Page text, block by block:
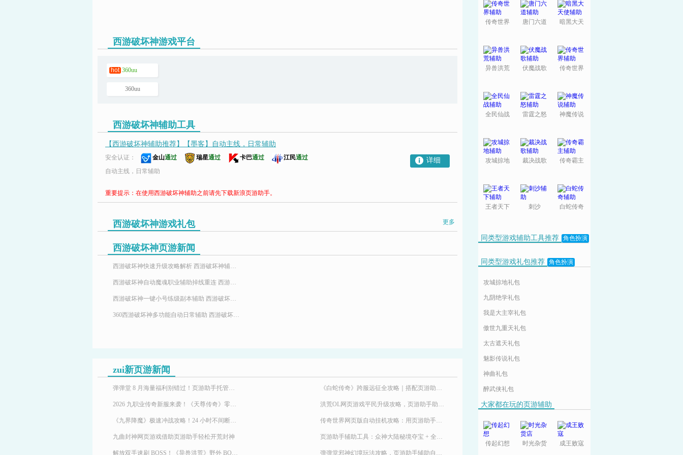
西游破坏神游戏平台
hot 360uu
360uu
西游破坏神辅助工具
【西游破坏神辅助推荐】【墨客】自动主线，日常辅助
安全认证： 金山通过 瑞星通过 卡巴通过 江民通过
自动主线，日常辅助
重要提示：在使用西游破坏神辅助之前请先下载新浪页游助手。
详细
西游破坏神游戏礼包 更多
西游破坏神页游新闻
西游破坏神快速升级攻略解析 西游破坏神辅助角色快速升级玩法
西游破坏神自动魔魂职业辅助掉线重连 西游破坏神圣域BOSS战开启条件
西游破坏神一键小号练级副本辅助 西游破坏神新手攻略
360西游破坏神多功能自动日常辅助 西游破坏神附魂石怎么得
zui新页游新闻
弹弹堂 8 月海量福利别错过！页游助手托管挂机，限定时装轻松到手
2026 九职业传奇新服来袭！《天尊传奇》零氪高效发育，快速玩转霸服
《九界降魔》极速冲战攻略！24 小时不间断堆战力霸服
九曲封神网页游戏借助页游助手轻松开荒封神
解放双手速刷 BOSS！《异兽洪荒》野外 BOSS 玩法，页游助手挂机打宝两不误
《白蛇传奇》跨服远征全攻略｜搭配页游助手轻松冲霸主段位
洪荒OL网页游戏平民升级攻略，页游助手助力提升战力
传奇世界网页版自动挂机攻略：用页游助手清主线、副本、BOSS和活动
页游助手辅助工具：众神大陆秘境夺宝 + 全活动托管，奖励不遗漏
弹弹堂邪神幻境玩法攻略，页游助手辅助自动挂机升级
传奇世界 唐门六道
暗黑大天
异兽洪荒 伏魔战歌 传奇世界
全民仙战 雷霆之怒 神魔传说
攻城掠地 裁决战歌 传奇霸主
王者天下 刺沙 白蛇传奇
同类型游戏辅助工具推荐 角色扮演
同类型游戏礼包推荐 角色扮演
攻城掠地礼包
九阴绝学礼包
我是大主宰礼包
傲世九重天礼包
太古遮天礼包
魅影传说礼包
神曲礼包
醉武侠礼包
大家都在玩的页游辅助
传起幻想
时光杂货
成王败寇